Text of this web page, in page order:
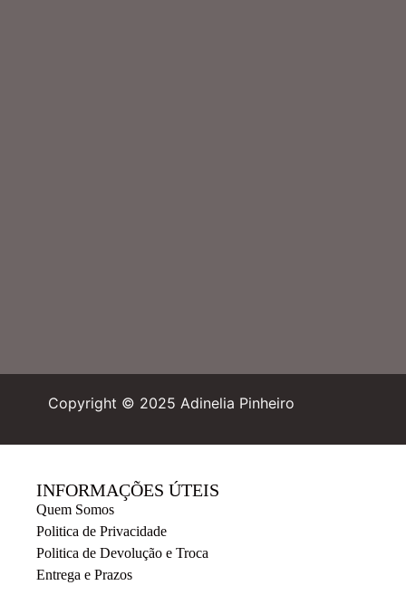
Copyright © 2025 Adinelia Pinheiro
INFORMAÇÕES ÚTEIS
Quem Somos
Politica de Privacidade
Politica de Devolução e Troca
Entrega e Prazos